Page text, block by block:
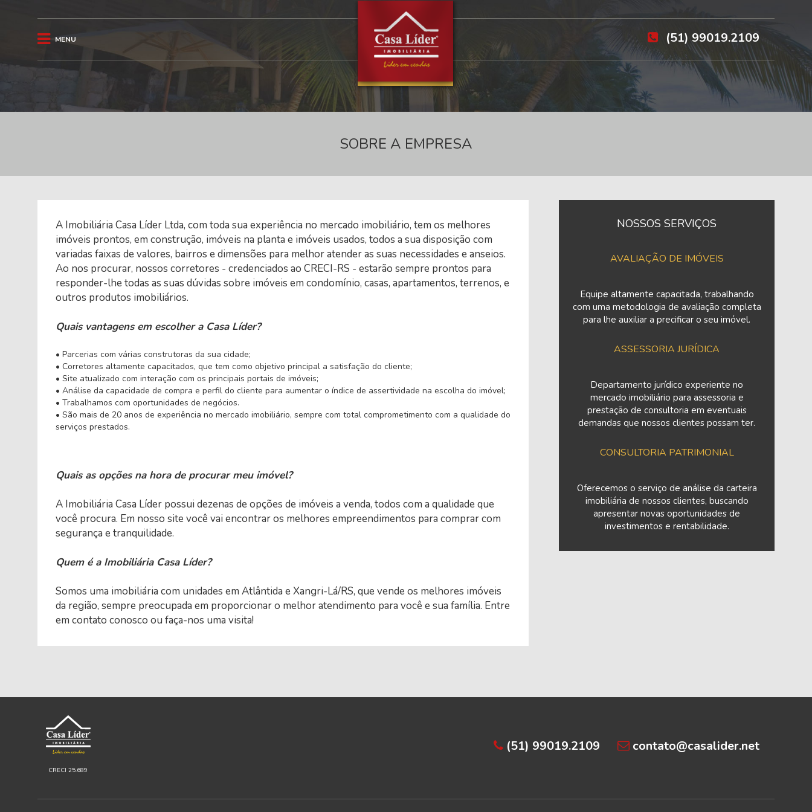
MENU (51) 99019.2109
SOBRE A EMPRESA
A Imobiliária Casa Líder Ltda, com toda sua experiência no mercado imobiliário, tem os melhores
imóveis prontos, em construção, imóveis na planta e imóveis usados, todos a sua disposição com
variadas faixas de valores, bairros e dimensões para melhor atender as suas necessidades e anseios.
Ao nos procurar, nossos corretores - credenciados ao CRECI-RS - estarão sempre prontos para
responder-lhe todas as suas dúvidas sobre imóveis em condomínio, casas, apartamentos, terrenos, e
outros produtos imobiliários.
Quais vantagens em escolher a Casa Líder?
• Parcerias com várias construtoras da sua cidade;
• Corretores altamente capacitados, que tem como objetivo principal a satisfação do cliente;
• Site atualizado com interação com os principais portais de imóveis;
• Análise da capacidade de compra e perfil do cliente para aumentar o índice de assertividade na escolha do imóvel;
• Trabalhamos com oportunidades de negócios.
• São mais de 20 anos de experiência no mercado imobiliário, sempre com total comprometimento com a qualidade do
serviços prestados.
Quais as opções na hora de procurar meu imóvel?
A Imobiliária Casa Líder possui dezenas de opções de imóveis a venda, todos com a qualidade que
você procura. Em nosso site você vai encontrar os melhores empreendimentos para comprar com
segurança e tranquilidade.
Quem é a Imobiliária Casa Líder?
Somos uma imobiliária com unidades em Atlântida e Xangri-Lá/RS, que vende os melhores imóveis
da região, sempre preocupada em proporcionar o melhor atendimento para você e sua família. Entre
em contato conosco ou faça-nos uma visita!
NOSSOS SERVIÇOS
AVALIAÇÃO DE IMÓVEIS
Equipe altamente capacitada, trabalhando
com uma metodologia de avaliação completa
para lhe auxiliar a precificar o seu imóvel.
ASSESSORIA JURÍDICA
Departamento jurídico experiente no
mercado imobiliário para assessoria e
prestação de consultoria em eventuais
demandas que nossos clientes possam ter.
CONSULTORIA PATRIMONIAL
Oferecemos o serviço de análise da carteira
imobiliária de nossos clientes, buscando
apresentar novas oportunidades de
investimentos e rentabilidade.
CRECI 25.689
(51) 99019.2109 contato@casalider.net